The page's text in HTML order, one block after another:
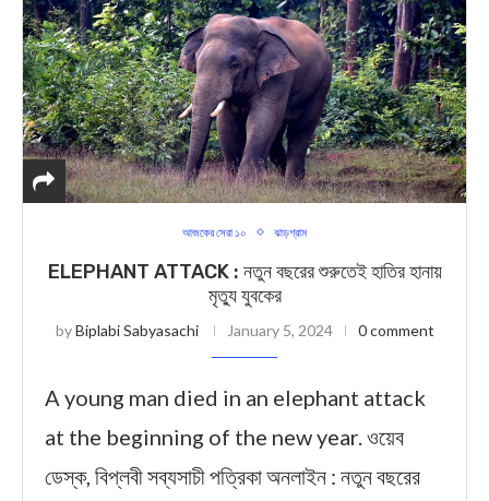
আজকের সেরা ১০ ঝাড়গ্রাম
ELEPHANT ATTACK : নতুন বছরের শুরুতেই হাতির হানায়
মৃত্যু যুবকের
byBiplabi Sabyasachi January 5, 2024 0 comment
A young man died in an elephant attack
at the beginning of the new year. ওয়েব
ডেস্ক, বিপ্লবী সব্যসাচী পত্রিকা অনলাইন : নতুন বছরের